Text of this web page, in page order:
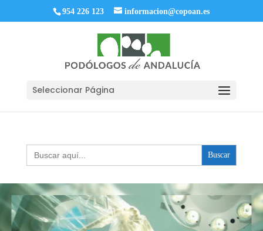
954 226 123 informacion@copoan.es
Seleccionar Página
Buscar: